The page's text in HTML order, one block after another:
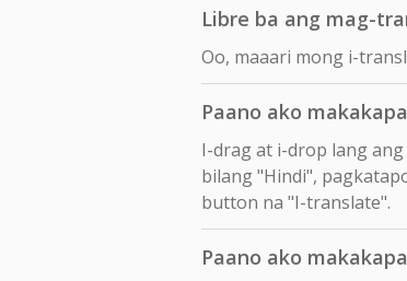
Libre ba ang mag-
Oo, maaari mong i-
Paano ako
I-drag at i-drop lang
bilang "Hindi",
button na "I-translate".
Paano ako